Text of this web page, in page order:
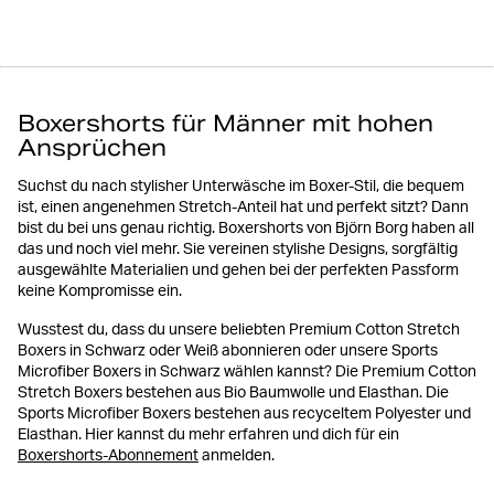
Boxershorts für Männer mit hohen
Ansprüchen
Suchst du nach stylisher Unterwäsche im Boxer-Stil, die bequem
ist, einen angenehmen Stretch-Anteil hat und perfekt sitzt? Dann
bist du bei uns genau richtig. Boxershorts von Björn Borg haben all
das und noch viel mehr. Sie vereinen stylishe Designs, sorgfältig
ausgewählte Materialien und gehen bei der perfekten Passform
keine Kompromisse ein.
Wusstest du, dass du unsere beliebten Premium Cotton Stretch
Boxers in Schwarz oder Weiß abonnieren oder unsere Sports
Microfiber Boxers in Schwarz wählen kannst? Die Premium Cotton
Stretch Boxers bestehen aus Bio Baumwolle und Elasthan. Die
Sports Microfiber Boxers bestehen aus recyceltem Polyester und
Elasthan. Hier kannst du mehr erfahren und dich für ein
Boxershorts-Abonnement anmelden.